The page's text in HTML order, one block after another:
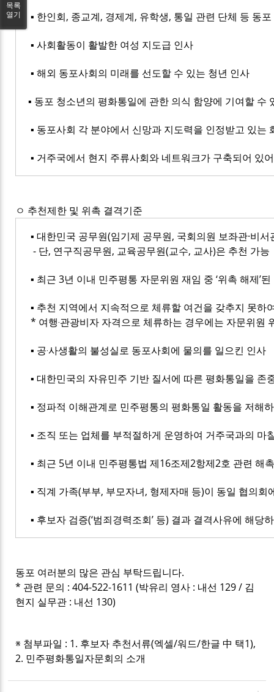
▪ 한인회, 종교계, 경제계, 유학생, 통일 관련 단체 등 동
▪ 사회활동이 활발한 여성 지도급 인사
▪ 해외 동포사회의 미래를 선도할 수 있는 청년 인사
▪ 동포 청소년의 평화통일에 관한 의식 함양에 기여할 수
▪ 동포사회 각 분야에서 신망과 지도력을 인정받고 있는
▪ 거주국에서 현지 주류사회와 네트워크가 구축되어 있
ㅇ 추천제한 및 위촉 결격기준
▪ 대한민국 공무원(임기제 공무원, 국회의원 보좌관·비서
- 단, 연구직공무원, 교육공무원(교수, 교사)은 추천 가능
▪ 최근 3년 이내 민주평통 자문위원 재임 중 ‘위촉 해제’
▪ 추천 지역에서 지속적으로 체류할 여건을 갖추지 못
* 여행‧관광비자 자격으로 체류하는 경우에는 자문위원
▪ 공‧사생활의 불성실로 동포사회에 물의를 일으킨 인사
▪ 대한민국의 자유민주 기반 질서에 따른 평화통일을 존
▪ 정파적 이해관계로 민주평통의 평화통일 활동을 저해
▪ 조직 또는 업체를 부적절하게 운영하여 거주국과의 마
▪ 최근 5년 이내 민주평통법 제16조제2항제2호 관련 해
▪ 직계 가족(부부, 부모자녀, 형제자매 등)이 동일 협의회
▪ 후보자 검증(‘범죄경력조회’ 등) 결과 결격사유에 해당
동포 여러분의 많은 관심 부탁드립니다.
* 관련 문의 : 404-522-1611 (박유리 영사 : 내선 129 / 김
현지 실무관 : 내선 130)
※ 첨부파일 : 1. 후보자 추천서류(엑셀/워드/한글 中 택1),
2. 민주평화통일자문회의 소개
목록
열기